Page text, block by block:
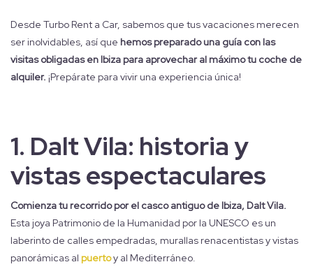
Desde Turbo Rent a Car, sabemos que tus vacaciones merecen
ser inolvidables, así que hemos preparado una guía con las
visitas obligadas en Ibiza para aprovechar al máximo tu coche de
alquiler. ¡Prepárate para vivir una experiencia única!
1. Dalt Vila: historia y
vistas espectaculares
Comienza tu recorrido por el casco antiguo de Ibiza, Dalt Vila.
Esta joya Patrimonio de la Humanidad por la UNESCO es un
laberinto de calles empedradas, murallas renacentistas y vistas
panorámicas al puertoy al Mediterráneo.